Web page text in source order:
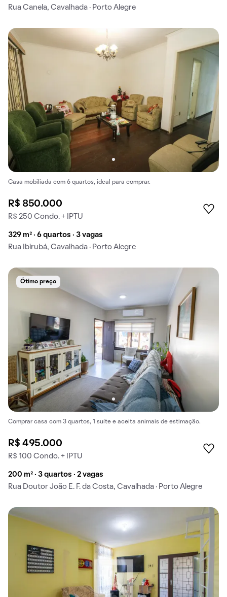
Rua Canela, Cavalhada · Porto Alegre
Casa mobiliada com 6 quartos, ideal para comprar.
R$ 850.000
R$ 250 Condo. + IPTU
329 m² · 6 quartos · 3 vagas
Rua Ibirubá, Cavalhada · Porto Alegre
Ótimo preço
Comprar casa com 3 quartos, 1 suíte e aceita animais de estimação.
R$ 495.000
R$ 100 Condo. + IPTU
200 m² · 3 quartos · 2 vagas
Rua Doutor João E. F. da Costa, Cavalhada · Porto Alegre